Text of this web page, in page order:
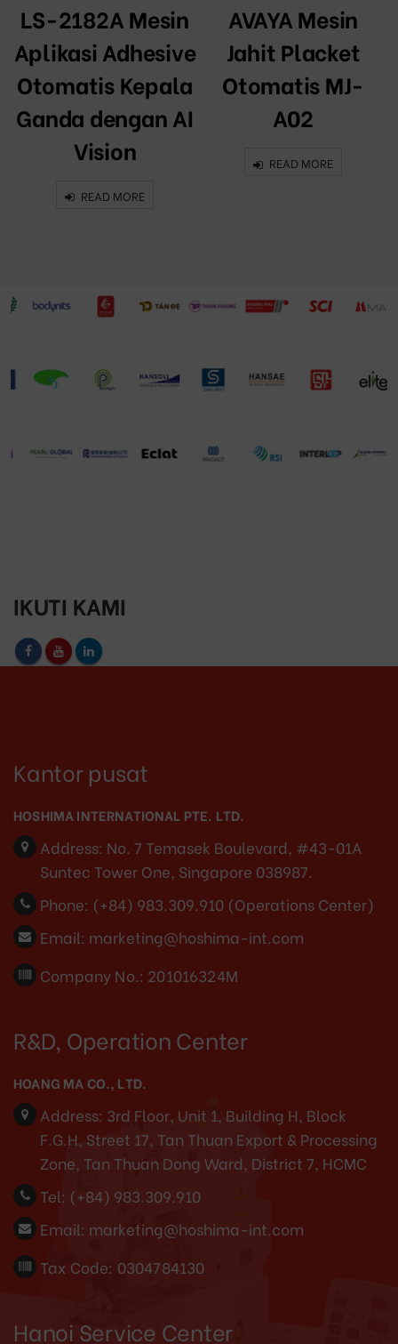
LS-2182A Mesin
Aplikasi Adhesive
Otomatis Kepala
Ganda dengan AI
Vision
READ MORE
AVAYA Mesin
Jahit Placket
Otomatis MJ-
A02
READ MORE
IKUTI KAMI
Kantor pusat
HOSHIMA INTERNATIONAL PTE. LTD.
Address: No. 7 Temasek Boulevard, #43-01A
Suntec Tower One, Singapore 038987.
Phone: (+84) 983.309.910 (Operations Center)
Email: marketing@hoshima-int.com
Company No.: 201016324M
R&D, Operation Center
HOANG MA CO., LTD.
Address: 3rd Floor, Unit 1, Building H, Block
F.G.H, Street 17, Tan Thuan Export & Processing
Zone, Tan Thuan Dong Ward, District 7, HCMC
Tel: (+84) 983.309.910
Email: marketing@hoshima-int.com
Tax Code: 0304784130
Hanoi Service Center